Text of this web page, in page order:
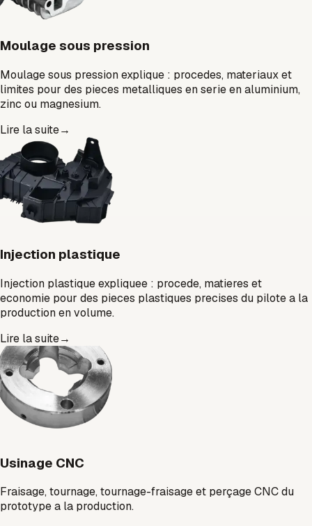
Moulage sous pression
Moulage sous pression explique : procedes, materiaux et
limites pour des pieces metalliques en serie en aluminium,
zinc ou magnesium.
Lire la suite→
Injection plastique
Injection plastique expliquee : procede, matieres et
economie pour des pieces plastiques precises du pilote a la
production en volume.
Lire la suite→
Usinage CNC
Fraisage, tournage, tournage-fraisage et perçage CNC du
prototype a la production.